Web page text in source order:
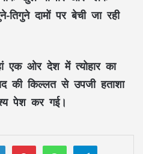
तिगुने दामों पर बेची जा रही
एक ओर देश में त्योहार का
की किल्लत से उपजी हताशा
पेश कर गई।
LinkedInPinterestWhatsAppTelegram